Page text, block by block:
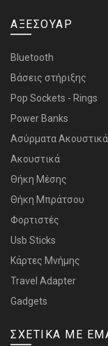
ΑΞΕΣΟΥΑΡ
Bluetooth
Bάσεις στήριξης
Pop Sockets - Rings
Power Banks
Ασύρματα Ακουστικά
Ακουστικά
Θήκη Μέσης
Θήκη Μπράτσου
Φορτιστές
Usb Sticks
Κάρτες Μνήμης
Travel Adapter
Gadgets
ΣΧΕΤΙΚΑ ΜΕ